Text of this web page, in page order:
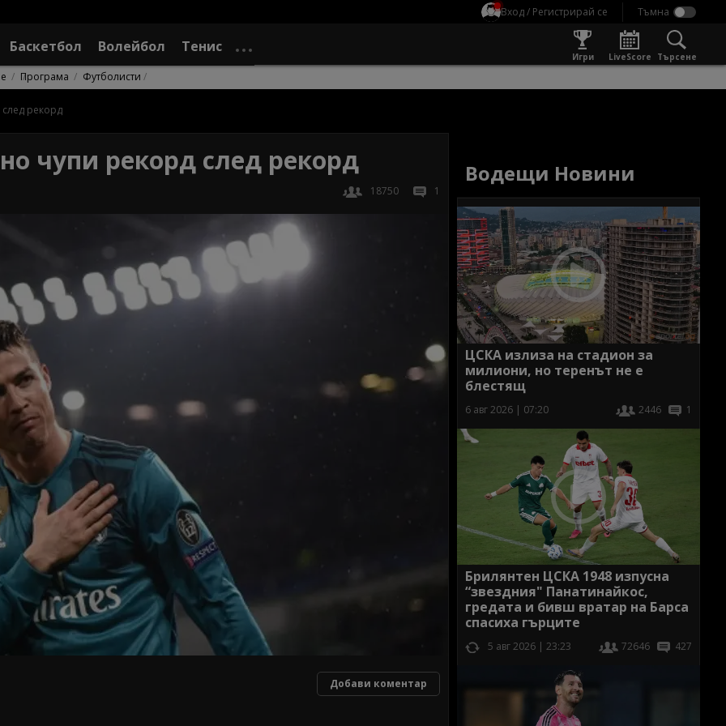
Вход / Регистрирай се
Баскетбол Волейбол Тенис
Игри LiveScore Търсене
Програма Футболисти
рекорд
чупи рекорд след рекорд
18750 1
Добави коментар
Водещи Новини
ЦСКА излиза на стадион за
милиони, но теренът не е
блестящ
6 авг 2026 | 07:20 2446 1
Брилянтен ЦСКА 1948 изпусна
“звездния" Панатинайкос,
гредата и бивш вратар на Барса
спасиха гърците
5 авг 2026 | 23:23 72646 427